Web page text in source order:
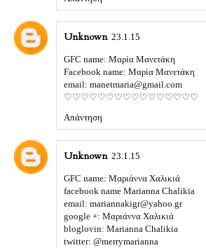
Unknown 23.1.15
GFC name: Μαρία Μανετάκη
Facebook name: Μαρία Μανετάκη
email: manetmaria@gmail.com
♡♡♡♡♡♡♡♡♡♡♡♡♡♡♡♡
Απάντηση
Unknown 23.1.15
GFC name: Μαριάννα Χαλικιά
facebook name Marianna Chalikia
email: mariannakigr@yahoo.gr
google +: Μαριάννα Χαλικιά
bloglovin: Marianna Chalikia
twitter: @merrymarianna